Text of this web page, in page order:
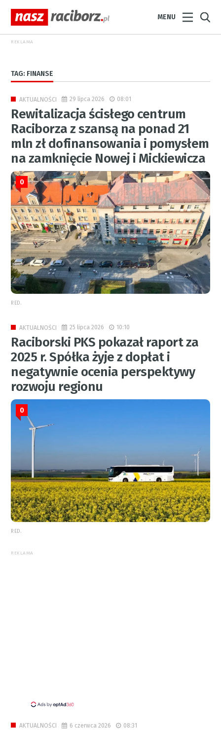
MENU
REKLAMA
TAG: FINANSE
AKTUALNOŚCI 29 lipca 2026 08:01
Rewitalizacja ścisłego centrum
Raciborza z szansą na ponad 21
mln zł dofinansowania i pomysłem
na zamknięcie Nowej i Mickiewicza
0
RED.
AKTUALNOŚCI 25 lipca 2026 10:10
Raciborski PKS pokazał raport za
2025 r. Spółka żyje z dopłat i
negatywnie ocenia perspektywy
rozwoju regionu
0
RED.
REKLAMA
AKTUALNOŚCI 6 czerwca 2026 08:31